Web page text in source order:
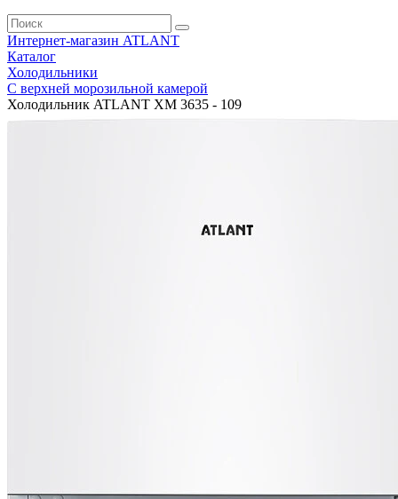
Интернет-магазин ATLANT
Каталог
Холодильники
С верхней морозильной камерой
Холодильник ATLANT ХМ 3635 - 109